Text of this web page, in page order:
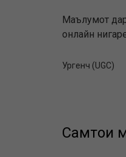
Маълумот
онлайн
Ургенч (UGC)
Самтҳои